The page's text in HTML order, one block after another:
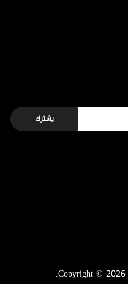
يشترك
Copyright © 2026